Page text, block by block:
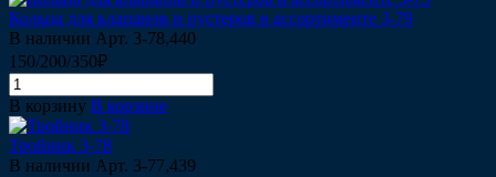
Кольца для клапанов и пустеров в ассортименте 3-79
В наличии Арт. 3-78,440
150/200/350₽
В корзину В корзине
Тройник 3-78
В наличии Арт. 3-77,439